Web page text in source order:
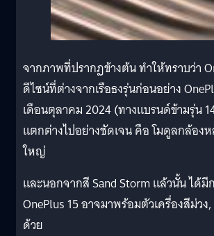
จากภาพที่ปรากฏข้างต้น ทำให้ทราบว่า
ดีไซน์ที่ต่างจากเรือธงรุ่นก่อนอย่าง
เดือนตุลาคม 2024 (ทางแบรนด์ข้ามรุ่น
แตกต่างไปอย่างชัดเจน คือ โมดูลกล้อง
ใหญ่
และนอกจากสี Sand Storm แล้วนั้น ได้
OnePlus 15 อาจมาพร้อมตัวเครื่องสีม่ว
ด้วย